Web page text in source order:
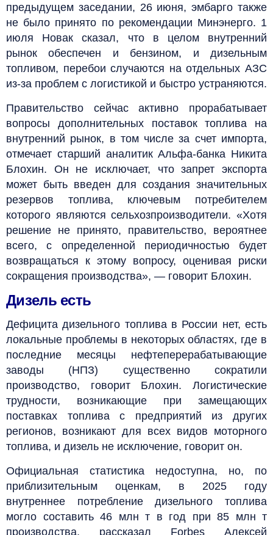
предыдущем заседании, 26 июня, эмбарго также
не было принято по рекомендации Минэнерго. 1
июля Новак сказал, что в целом внутренний
рынок обеспечен и бензином, и дизельным
топливом, перебои случаются на отдельных АЗС
из-за проблем с логистикой и быстро устраняются.
Правительство сейчас активно прорабатывает
вопросы дополнительных поставок топлива на
внутренний рынок, в том числе за счет импорта,
отмечает старший аналитик Альфа-банка Никита
Блохин. Он не исключает, что запрет экспорта
может быть введен для создания значительных
резервов топлива, ключевым потребителем
которого являются сельхозпроизводители. «Хотя
решение не принято, правительство, вероятнее
всего, с определенной периодичностью будет
возвращаться к этому вопросу, оценивая риски
сокращения производства», — говорит Блохин.
Дизель есть
Дефицита дизельного топлива в России нет, есть
локальные проблемы в некоторых областях, где в
последние месяцы нефтеперерабатывающие
заводы (НПЗ) существенно сократили
производство, говорит Блохин. Логистические
трудности, возникающие при замещающих
поставках топлива с предприятий из других
регионов, возникают для всех видов моторного
топлива, и дизель не исключение, говорит он.
Официальная статистика недоступна, но, по
приблизительным оценкам, в 2025 году
внутреннее потребление дизельного топлива
могло составить 46 млн т в год при 85 млн т
производства, рассказал Forbes Алексей